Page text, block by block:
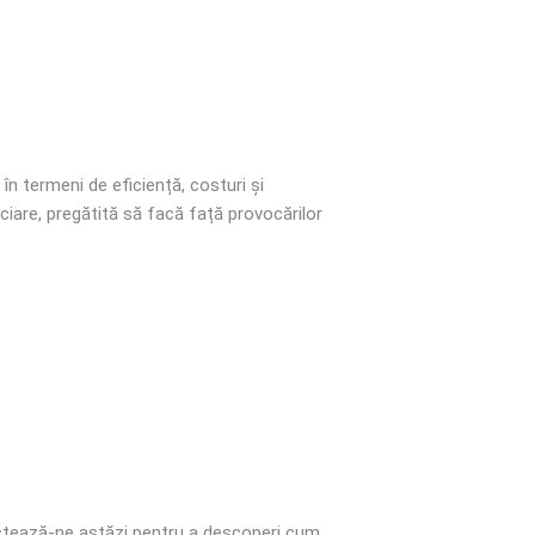
termeni de eficiență, costuri și
pregătită să facă față provocărilor